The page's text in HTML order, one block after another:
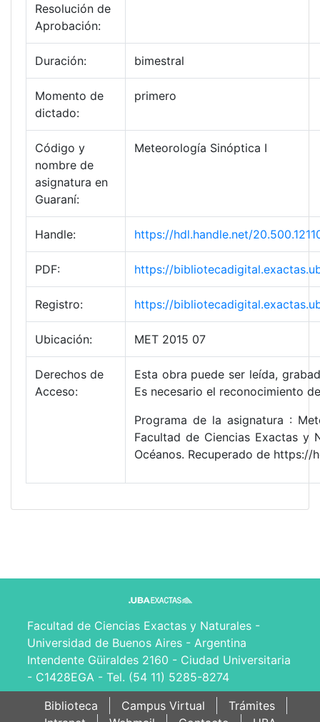
Resolución de
Aprobación:
Duración: bimestral
Momento de
dictado:
primero
Código y
nombre de
asignatura en
Guaraní:
Meteorología Sinóptica I
Handle: https://hdl.handle.net/
PDF: https://
Registro: https://
Ubicación: MET 2015 07
Derechos de
Acceso:
Esta obra puede ser leída,
Es necesario el reconocimiento
Programa de la asignatura :
Facultad de Ciencias Exactas y
Océanos. Recuperado de https://
Facultad de Ciencias Exactas y Naturales -
Universidad de Buenos Aires - Argentina
Intendente Güiraldes 2160 - Ciudad Universitaria
- C1428EGA - Tel. (54 11) 5285-8274
Biblioteca
Campus Virtual
Trámites